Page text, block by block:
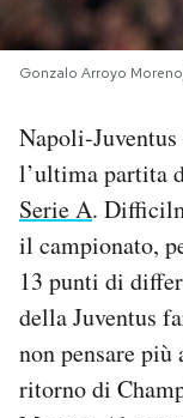
I MIEI
SHOP
CALENDARIO
AREA
Area
Newsletter
Notifiche
Gonzalo Arroyo
Napoli-Juventus
l’ultima partita
Serie A.
il campionato,
13 punti di
della Juventus
non pensare
ritorno di